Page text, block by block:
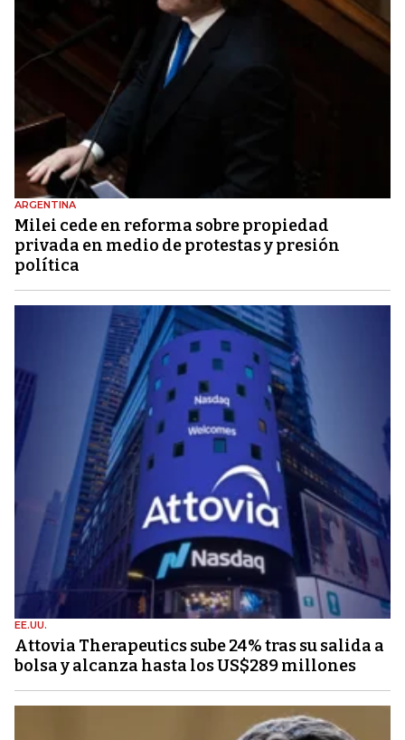
ARGENTINA
Milei cede en reforma sobre propiedad
privada en medio de protestas y presión
política
EE.UU.
Attovia Therapeutics sube 24% tras su salida a
bolsa y alcanza hasta los US$289 millones